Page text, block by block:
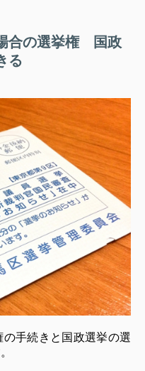
合の選挙権 国政
る
手続きと国政選挙の選